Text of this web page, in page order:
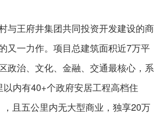
王府井集团共同投资开发建设的商
又一力作。项目总建筑面积近7万平
政治、文化、金融、交通最核心，系
内有40+个政府安居工程高档住
且五公里内无大型商业，独享20万